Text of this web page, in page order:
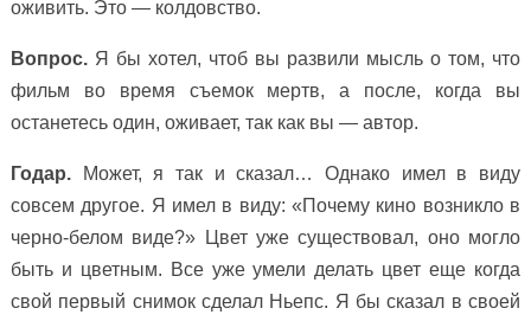
оживить. Это — колдовство.
Вопрос.Я бы хотел, чтоб вы развили мысль о том, что
фильм во время съемок мертв, а после, когда вы
останетесь один, оживает, так как вы — автор.
Годар.
Может, я так и сказал… Однако имел в виду
совсем другое. Я имел в виду: «Почему кино возникло в
черно-белом виде?» Цвет уже существовал, оно могло
быть и цветным. Все уже умели делать цвет еще когда
свой первый снимок сделал Ньепс. Я бы сказал в своей